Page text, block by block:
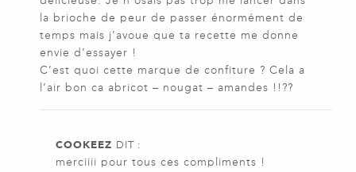
la brioche de peur de passer énormément de
temps mais j’avoue que ta recette me donne
envie d’essayer !
C’est quoi cette marque de confiture ? Cela a
l’air bon ca abricot – nougat – amandes !!??
COOKEEZ DIT :
merciiii pour tous ces compliments !